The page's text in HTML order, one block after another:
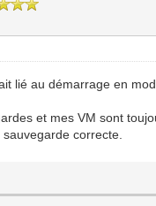
lié au démarrage en
et mes VM sont
correcte.